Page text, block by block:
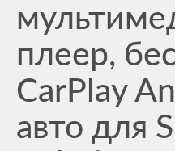
плеер,
CarPlay
авто для